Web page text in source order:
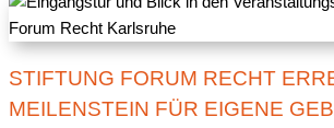
STIFTUNG FORUM RECHT
MEILENSTEIN FÜR EIGENE